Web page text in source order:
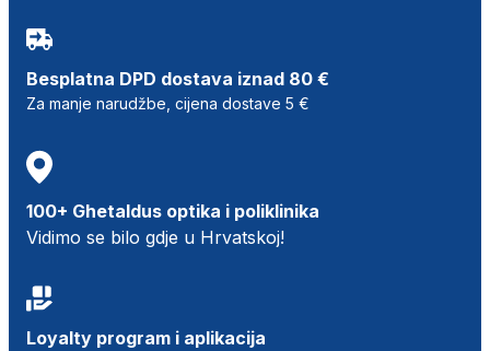
Besplatna DPD dostava iznad 80 €
Za manje narudžbe, cijena dostave 5 €
100+ Ghetaldus optika i poliklinika
Vidimo se bilo gdje u Hrvatskoj!
Loyalty program i aplikacija